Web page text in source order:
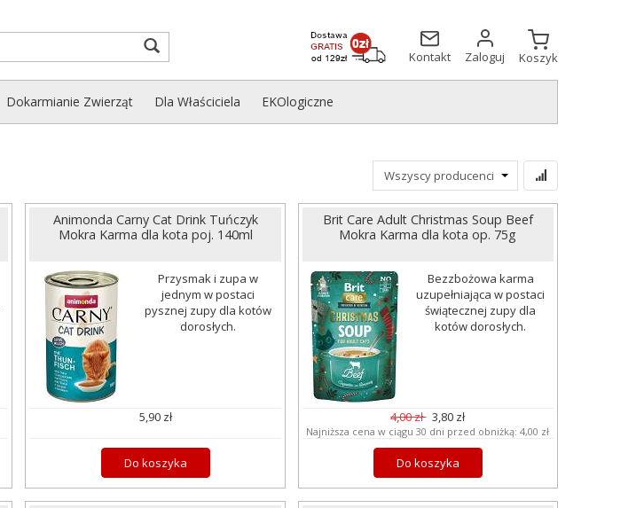
Kontakt
Zaloguj Koszyk
Dokarmianie Zwierząt Dla Właściciela EKOlogiczne
Animonda Carny Cat Drink Tuńczyk
Mokra Karma dla kota poj. 140ml
Przysmak i zupa w
jednym w postaci
pysznej zupy dla kotów
dorosłych.
5,90 zł
Do koszyka
Brit Care Adult Christmas Soup Beef
Mokra Karma dla kota op. 75g
Bezzbożowa karma
uzupełniająca w postaci
świątecznej zupy dla
kotów dorosłych.
4,00 zł 3,80 zł
Najniższa cena w ciągu 30 dni przed obniżką:4,00 zł
Do koszyka